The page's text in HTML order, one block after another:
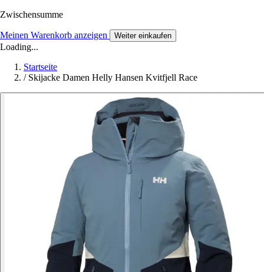
Zwischensumme
Meinen Warenkorb anzeigen Weiter einkaufen
Loading...
Startseite
/ Skijacke Damen Helly Hansen Kvitfjell Race